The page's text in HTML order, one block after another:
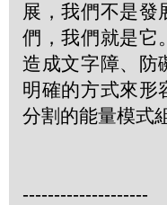
展，我們不是發
們，我們就是它
造成文字障、防
明確的方式來形
分割的能量模式
--------------------